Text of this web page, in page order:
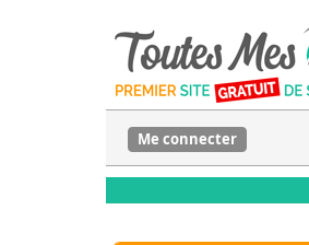
Me connecter